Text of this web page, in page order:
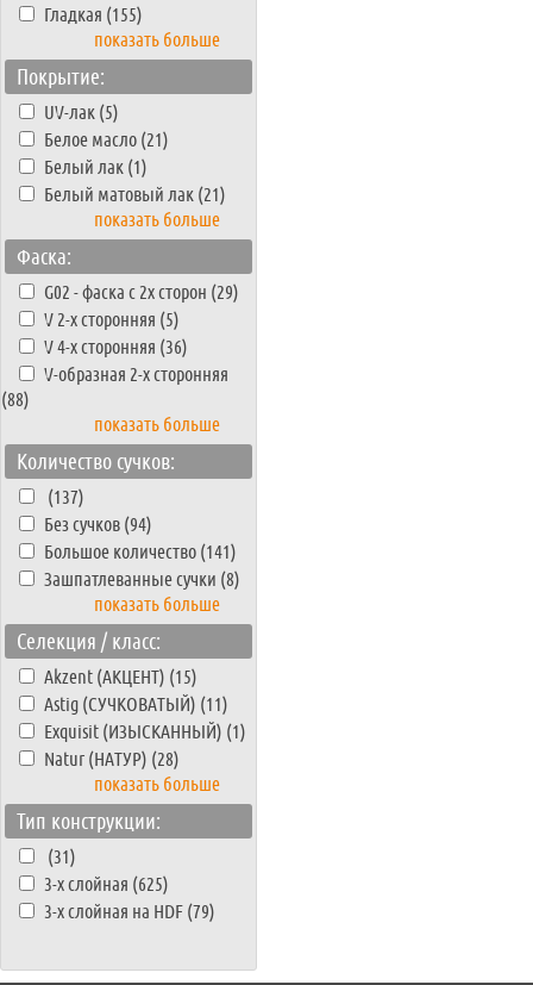
Гладкая (155)
показать больше
Покрытие:
UV-лак (5)
Белое масло (21)
Белый лак (1)
Белый матовый лак (21)
показать больше
Фаска:
G02 - фаска с 2х сторон (29)
V 2-х сторонняя (5)
V 4-х сторонняя (36)
V-образная 2-х сторонняя
(88)
показать больше
Количество сучков:
(137)
Без сучков (94)
Большое количество (141)
Зашпатлеванные сучки (8)
показать больше
Селекция / класс:
Akzent (АКЦЕНТ) (15)
Astig (СУЧКОВАТЫЙ) (11)
Exquisit (ИЗЫСКАННЫЙ) (1)
Natur (НАТУР) (28)
показать больше
Тип конструкции:
(31)
3-х слойная (625)
3-х слойная на HDF (79)